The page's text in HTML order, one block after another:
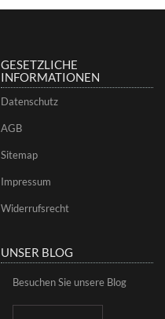
GESETZLICHE
INFORMATIONEN
Datenschutz
AGB
Sitemap
Impressum
Widerrufsrecht
UNSER BLOG
Besuchen Sie unsere Blog